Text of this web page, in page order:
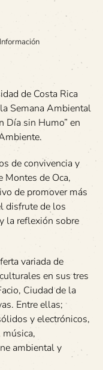
de Costa Rica
Semana Ambiental
Día sin Humo” en
de convivencia y
Montes de Oca,
de promover más
disfrute de los
la reflexión sobre
variada de
en sus tres
Ciudad de la
Entre ellas;
y electrónicos,
ambiental y